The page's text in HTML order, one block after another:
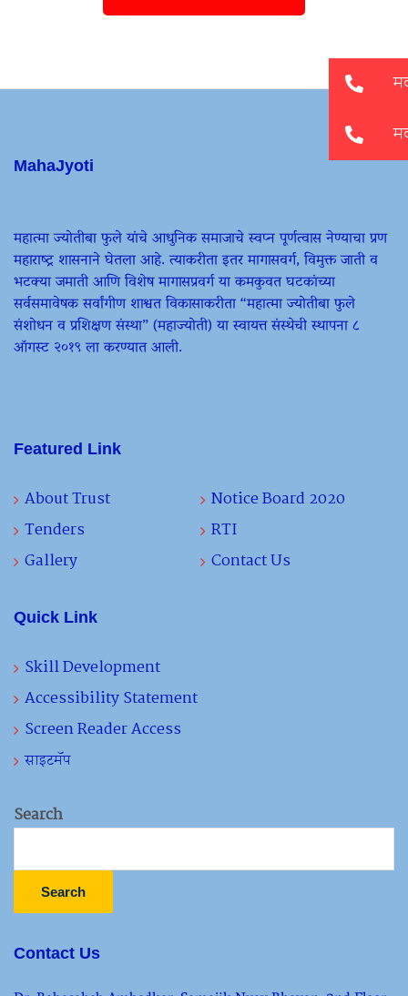
MahaJyoti
महात्मा ज्योतीबा फुले यांचे आधुनिक समाजाचे स्वप्न पूर्णत्वास नेण्याचा प्रण
महाराष्ट्र शासनाने घेतला आहे. त्याकरीता इतर मागासवर्ग, विमुक्त जाती व
भटक्या जमाती आणि विशेष मागासप्रवर्ग या कमकुवत घटकांच्या
सर्वसमावेषक सर्वांगीण शाश्वत विकासाकरीता “महात्मा ज्योतीबा फुले
संशोधन व प्रशिक्षण संस्था” (महाज्योती) या स्वायत्त संस्थेची स्थापना ८
ऑगस्ट २०१९ ला करण्यात आली.
Featured Link
About Trust
Notice Board 2020
Tenders
RTI
Gallery
Contact Us
Quick Link
Skill Development
Accessibility Statement
Screen Reader Access
साइटमॅप
Search
Search
Contact Us